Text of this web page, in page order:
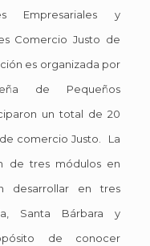
Empresariales y
Comercio Justo de
es organizada por
de Pequeños
un total de 20
comercio Justo. La
de tres módulos en
desarrollar en tres
Santa Bárbara y
de conocer